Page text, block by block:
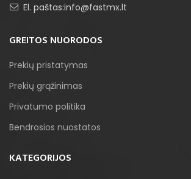
El. paštas:info@fastmx.lt
GREITOS NUORODOS
Prekių pristatymas
Prekių grąžinimas
Privatumo politika
Bendrosios nuostatos
KATEGORIJOS